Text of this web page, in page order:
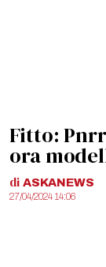
Fitto:
ora
di ASKANEWS
27/04/2024 14:06